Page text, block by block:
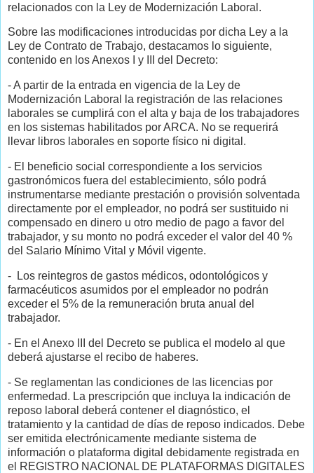
relacionados con la Ley de Modernización Laboral.
Sobre las modificaciones introducidas por dicha Ley a la
Ley de Contrato de Trabajo, destacamos lo siguiente,
contenido en los Anexos I y III del Decreto:
- A partir de la entrada en vigencia de la Ley de
Modernización Laboral la registración de las relaciones
laborales se cumplirá con el alta y baja de los trabajadores
en los sistemas habilitados por ARCA. No se requerirá
llevar libros laborales en soporte físico ni digital.
- El beneficio social correspondiente a los servicios
gastronómicos fuera del establecimiento, sólo podrá
instrumentarse mediante prestación o provisión solventada
directamente por el empleador, no podrá ser sustituido ni
compensado en dinero u otro medio de pago a favor del
trabajador, y su monto no podrá exceder el valor del 40 %
del Salario Mínimo Vital y Móvil vigente.
- Los reintegros de gastos médicos, odontológicos y
farmacéuticos asumidos por el empleador no podrán
exceder el 5% de la remuneración bruta anual del
trabajador.
- En el Anexo III del Decreto se publica el modelo al que
deberá ajustarse el recibo de haberes.
- Se reglamentan las condiciones de las licencias por
enfermedad. La prescripción que incluya la indicación de
reposo laboral deberá contener el diagnóstico, el
tratamiento y la cantidad de días de reposo indicados. Debe
ser emitida electrónicamente mediante sistema de
información o plataforma digital debidamente registrada en
el REGISTRO NACIONAL DE PLATAFORMAS DIGITALES